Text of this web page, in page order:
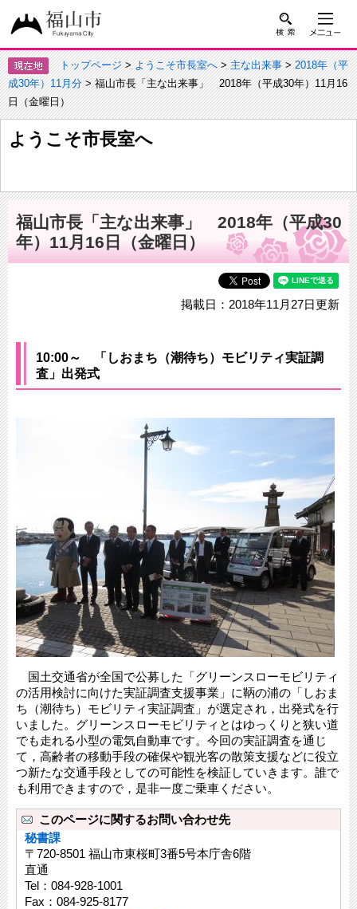
トップページ>ようこそ市長室へ>主な出来事>2018年（平
成30年）11月分> 福山市長「主な出来事」 2018年（平成30年）11月16
日（金曜日）
ようこそ市長室へ
福山市長「主な出来事」 2018年（平成30
年）11月16日（金曜日）
掲載日：2018年11月27日更新
10:00～ 「しおまち（潮待ち）モビリティ実証調
査」出発式
国土交通省が全国で公募した「グリーンスローモビリティ
の活用検討に向けた実証調査支援事業」に鞆の浦の「しおま
ち（潮待ち）モビリティ実証調査」が選定され，出発式を行
いました。グリーンスローモビリティとはゆっくりと狭い道
でも走れる小型の電気自動車です。今回の実証調査を通じ
て，高齢者の移動手段の確保や観光客の散策支援などに役立
つ新たな交通手段としての可能性を検証していきます。誰で
も利用できますので，是非一度ご乗車ください。
このページに関するお問い合わせ先
秘書課
〒720-8501 福山市東桜町3番5号本庁舎6階
直通
Tel：084-928-1001
Fax：084-925-8177